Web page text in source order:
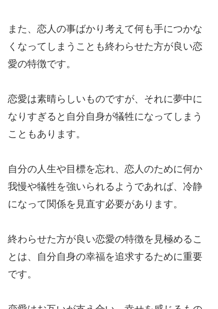
また、恋人の事ばかり考えて何も手につかな
くなってしまうことも終わらせた方が良い恋
愛の特徴です。
恋愛は素晴らしいものですが、それに夢中に
なりすぎると自分自身が犠牲になってしまう
こともあります。
自分の人生や目標を忘れ、恋人のために何か
我慢や犠牲を強いられるようであれば、冷静
になって関係を見直す必要があります。
終わらせた方が良い恋愛の特徴を見極めるこ
とは、自分自身の幸福を追求するために重要
です。